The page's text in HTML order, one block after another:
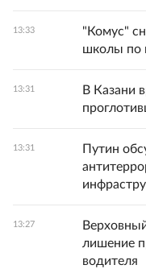
13:33
"Комус"
школы по
13:31
В Казани
13:31
Путин
13:27
лишение
водителя